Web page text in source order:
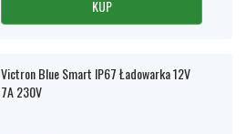
KUP
Victron Blue Smart IP67 Ładowarka 12V
7A 230V